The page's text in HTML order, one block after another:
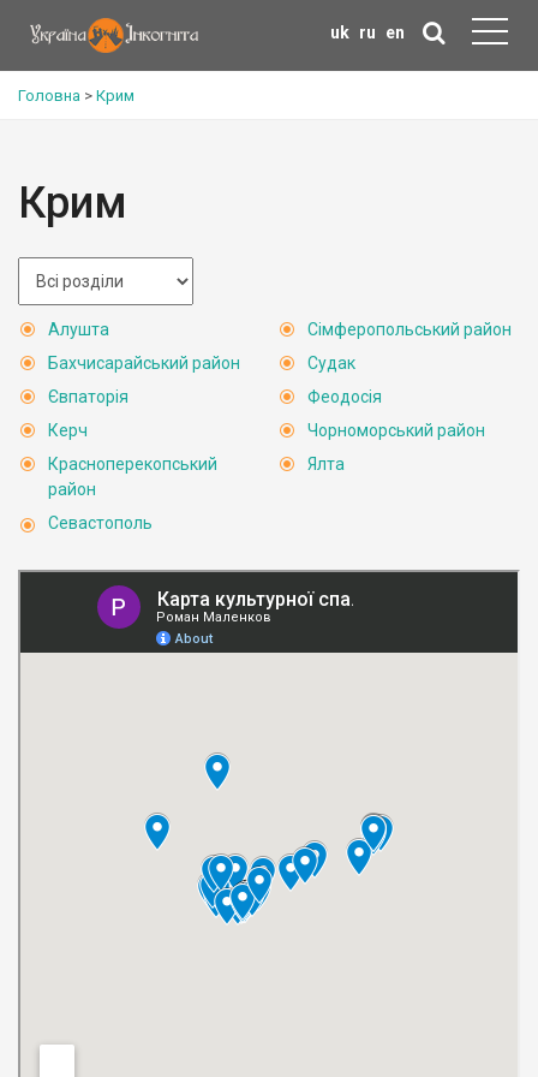
uk ru en
Головна > Крим
Крим
Алушта
Бахчисарайський район
Євпаторія
Керч
Красноперекопський
район
Севастополь
Сімферопольський район
Судак
Феодосія
Чорноморський район
Ялта